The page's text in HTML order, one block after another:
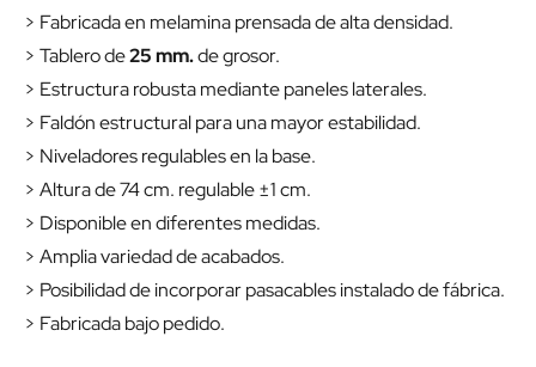
> Fabricada en melamina prensada de alta densidad.
> Tablero de25 mm.de grosor.
> Estructura robusta mediante paneles laterales.
> Faldón estructural para una mayor estabilidad.
> Niveladores regulables en la base.
> Altura de 74 cm. regulable ±1 cm.
> Disponible en diferentes medidas.
> Amplia variedad de acabados.
> Posibilidad de incorporar pasacables instalado de fábrica.
> Fabricada bajo pedido.